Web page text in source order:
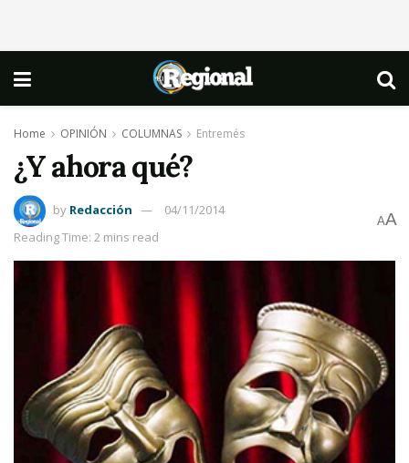
Home OPINIÓN COLUMNAS Entremés
¿Y ahora qué?
by Redacción
04/11/2014
Reading Time: 2 mins read
AA